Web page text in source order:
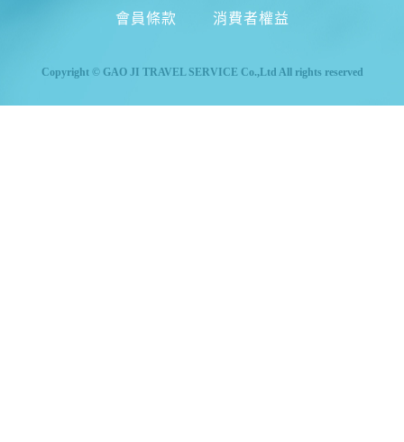
會員條款 消費者權益
Copyright © GAO JI TRAVEL SERVICE Co.,Ltd All rights reserved